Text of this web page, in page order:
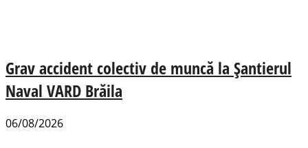
Grav accident colectiv de muncă la Șantierul
Naval VARD Brăila
06/08/2026